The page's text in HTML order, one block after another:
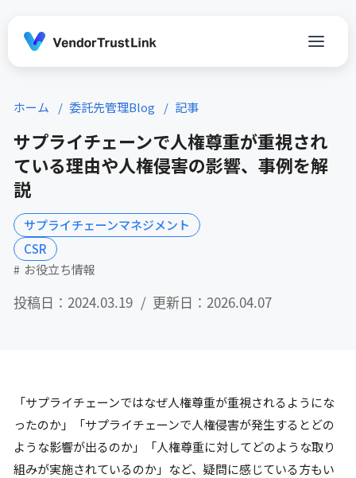
ホーム 委託先管理Blog 記事
サプライチェーンで人権尊重が重視され
ている理由や人権侵害の影響、事例を解
説
サプライチェーンマネジメント
CSR
お役立ち情報
投稿日：2024.03.19 更新日：2026.04.07
「サプライチェーンではなぜ人権尊重が重視されるようにな
ったのか」「サプライチェーンで人権侵害が発生するとどの
ような影響が出るのか」「人権尊重に対してどのような取り
組みが実施されているのか」など、疑問に感じている方もい